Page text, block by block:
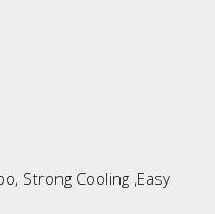
Strong Cooling ,Easy